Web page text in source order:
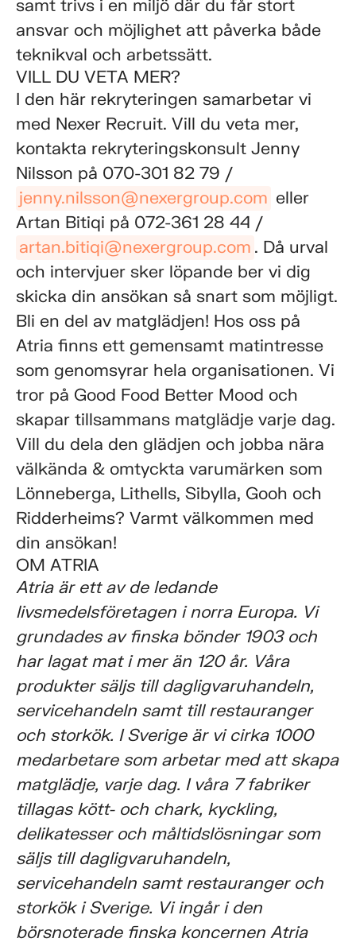
samt trivs i en miljö där du får stort
ansvar och möjlighet att påverka både
teknikval och arbetssätt.
VILL DU VETA MER?
I den här rekryteringen samarbetar vi
med Nexer Recruit. Vill du veta mer,
kontakta rekryteringskonsult Jenny
Nilsson på 070-301 82 79 /
jenny.nilsson@nexergroup.com eller
Artan Bitiqi på 072-361 28 44 /
artan.bitiqi@nexergroup.com . Då urval
och intervjuer sker löpande ber vi dig
skicka din ansökan så snart som möjligt.
Bli en del av matglädjen! Hos oss på
Atria finns ett gemensamt matintresse
som genomsyrar hela organisationen. Vi
tror på Good Food Better Mood och
skapar tillsammans matglädje varje dag.
Vill du dela den glädjen och jobba nära
välkända & omtyckta varumärken som
Lönneberga, Lithells, Sibylla, Gooh och
Ridderheims? Varmt välkommen med
din ansökan!
OM ATRIA
Atria är ett av de ledande
livsmedelsföretagen i norra Europa. Vi
grundades av finska bönder 1903 och
har lagat mat i mer än 120 år. Våra
produkter säljs till dagligvaruhandeln,
servicehandeln samt till restauranger
och storkök. I Sverige är vi cirka 1000
medarbetare som arbetar med att skapa
matglädje, varje dag. I våra 7 fabriker
tillagas kött- och chark, kyckling,
delikatesser och måltidslösningar som
säljs till dagligvaruhandeln,
servicehandeln samt restauranger och
storkök i Sverige. Vi ingår i den
börsnoterade finska koncernen Atria